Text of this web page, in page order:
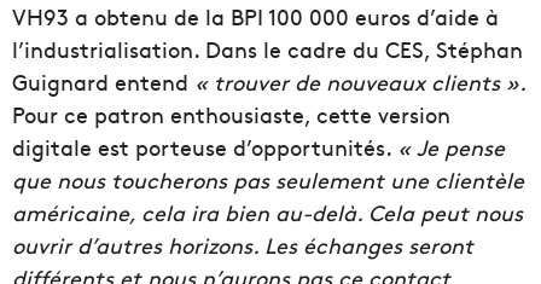
VH93 a obtenu de la BPI 100 000 euros d’aide à
l’industrialisation. Dans le cadre du CES, Stéphan
Guignard entend « trouver de nouveaux clients ».
Pour ce patron enthousiaste, cette version
digitale est porteuse d’opportunités. « Je pense
que nous toucherons pas seulement une clientèle
américaine, cela ira bien au-delà. Cela peut nous
ouvrir d’autres horizons. Les échanges seront
différents et nous n’aurons pas ce contact